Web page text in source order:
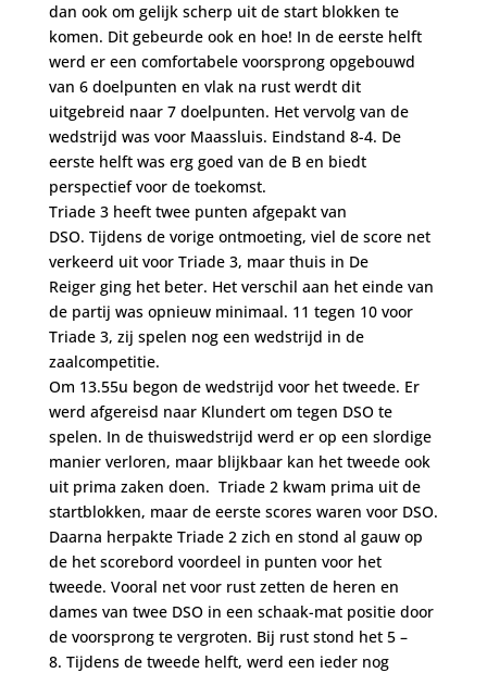
dan ook om gelijk scherp uit de start blokken te
komen. Dit gebeurde ook en hoe! In de eerste helft
werd er een comfortabele voorsprong opgebouwd
van 6 doelpunten en vlak na rust werdt dit
uitgebreid naar 7 doelpunten. Het vervolg van de
wedstrijd was voor Maassluis. Eindstand 8-4. De
eerste helft was erg goed van de B en biedt
perspectief voor de toekomst.
Triade 3 heeft twee punten afgepakt van
DSO. Tijdens de vorige ontmoeting, viel de score net
verkeerd uit voor Triade 3, maar thuis in De
Reiger ging het beter. Het verschil aan het einde van
de partij was opnieuw minimaal. 11 tegen 10 voor
Triade 3, zij spelen nog een wedstrijd in de
zaalcompetitie.
Om 13.55u begon de wedstrijd voor het tweede. Er
werd afgereisd naar Klundert om tegen DSO te
spelen. In de thuiswedstrijd werd er op een slordige
manier verloren, maar blijkbaar kan het tweede ook
uit prima zaken doen. Triade 2 kwam prima uit de
startblokken, maar de eerste scores waren voor DSO.
Daarna herpakte Triade 2 zich en stond al gauw op
de het scorebord voordeel in punten voor het
tweede. Vooral net voor rust zetten de heren en
dames van twee DSO in een schaak-mat positie door
de voorsprong te vergroten. Bij rust stond het 5 –
8. Tijdens de tweede helft, werd een ieder nog